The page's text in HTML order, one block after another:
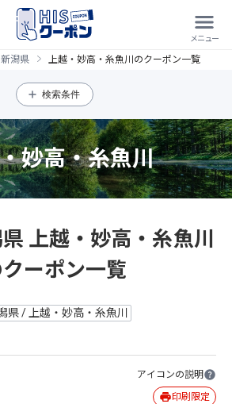
新潟県 上越・妙高・糸魚川のクーポン一覧
検索条件
妙高・糸魚川
上越・妙高・糸魚川
ーポン一覧
県 / 上越・妙高・糸魚川
アイコンの説明
印刷限定